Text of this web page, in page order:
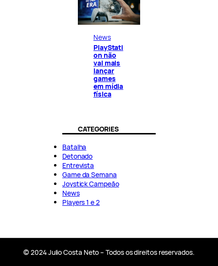
News
PlayStati
on não
vai mais
lançar
games
em mídia
física
CATEGORIES
Batalha
Detonado
Entrevista
Game da Semana
Joystick Campeão
News
Players 1 e 2
© 2024 Julio Costa Neto – Todos os direitos reservados.